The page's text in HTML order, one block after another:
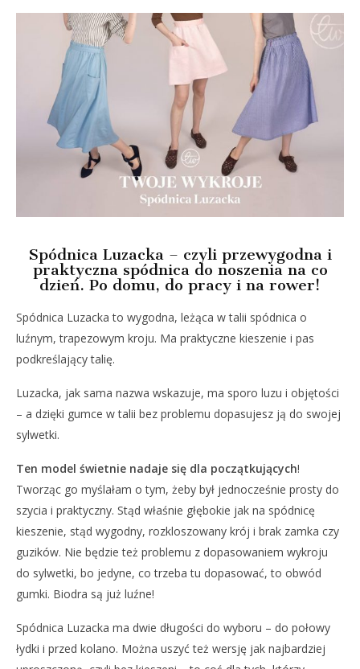
Spódnica Luzacka – czyli przewygodna i
praktyczna spódnica do noszenia na co
dzień. Po domu, do pracy i na rower!
Spódnica Luzacka to wygodna, leżąca w talii spódnica o
luźnym, trapezowym kroju. Ma praktyczne kieszenie i pas
podkreślający talię.
Luzacka, jak sama nazwa wskazuje, ma sporo luzu i objętości
– a dzięki gumce w talii bez problemu dopasujesz ją do swojej
sylwetki.
Ten model świetnie nadaje się dla początkujących!
Tworząc go myślałam o tym, żeby był jednocześnie prosty do
szycia i praktyczny. Stąd właśnie głębokie jak na spódnicę
kieszenie, stąd wygodny, rozkloszowany krój i brak zamka czy
guzików. Nie będzie też problemu z dopasowaniem wykroju
do sylwetki, bo jedyne, co trzeba tu dopasować, to obwód
gumki. Biodra są już luźne!
Spódnica Luzacka ma dwie długości do wyboru – do połowy
łydki i przed kolano. Można uszyć też wersję jak najbardziej